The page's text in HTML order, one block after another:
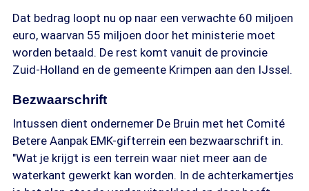
Dat bedrag loopt nu op naar een verwachte 60 miljoen
euro, waarvan 55 miljoen door het ministerie moet
worden betaald. De rest komt vanuit de provincie
Zuid-Holland en de gemeente Krimpen aan den IJssel.
Bezwaarschrift
Intussen dient ondernemer De Bruin met het Comité
Betere Aanpak EMK-gifterrein een bezwaarschrift in.
"Wat je krijgt is een terrein waar niet meer aan de
waterkant gewerkt kan worden. In de achterkamertjes